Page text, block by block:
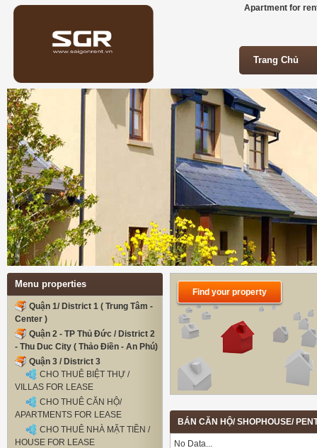
Apartment for
Trang Chủ
Trang Chủ
Menu properties
Quận 1/ District 1 ( Trung Tâm -
Center )
Quận 2 - TP Thủ Đức / District 2
- Thu Duc City ( Thảo Điền - An Phú)
Quận 3 / District 3
CHO THUÊ BIỆT THỰ /
VILLAS FOR LEASE
CHO THUÊ CĂN HỘ/
APARTMENTS FOR LEASE
CHO THUÊ NHÀ MẶT TIỀN /
HOUSE FOR LEASE
Find your property
BÁN CĂN HỘ/ SHOPHOUSE/
No Data...